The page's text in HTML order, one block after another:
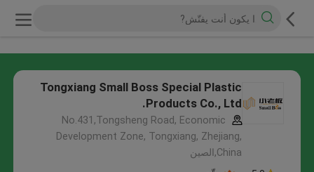
Tongxiang Small Boss Special Plastic
Products Co., Ltd.
No.431,Tongsheng Road, Economic
Development Zone, Tongxiang, Zhejiang,
China,الصين